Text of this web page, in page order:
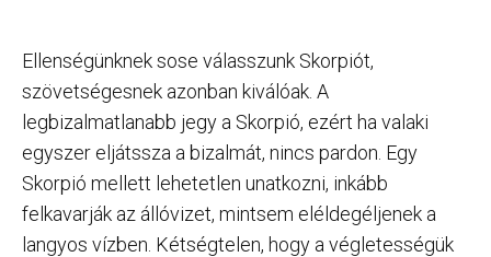
Ellenségünknek sose válasszunk Skorpiót,
szövetségesnek azonban kiválóak. A
legbizalmatlanabb jegy a Skorpió, ezért ha valaki
egyszer eljátssza a bizalmát, nincs pardon. Egy
Skorpió mellett lehetetlen unatkozni, inkább
felkavarják az állóvizet, mintsem eléldegéljenek a
langyos vízben. Kétségtelen, hogy a végletességük